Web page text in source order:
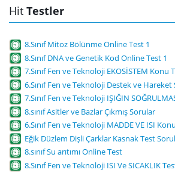
Hit Testler
8.Sınıf Mitoz Bölünme Online Test 1
8.Sınıf DNA ve Genetik Kod Online Test 1
7.Sınıf Fen ve Teknoloji EKOSİSTEM Konu
6.Sınıf Fen ve Teknoloji Destek ve
7.Sınıf Fen ve Teknoloji IŞIĞIN
8.sınıf Asitler ve Bazlar Çıkmış Sorular
6.Sınıf Fen ve Teknoloji MADDE VE ISI
Eğik Düzlem Dişli Çarklar Kasnak Test
8.sınıf Su arıtımı Online Test
8.Sınıf Fen ve Teknoloji ISI Ve SICAKLIK